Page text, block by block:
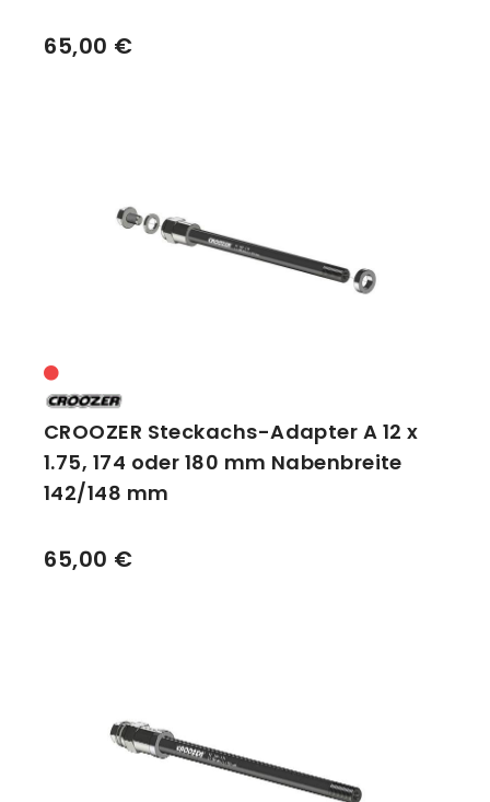
65,00 €
CROOZER Steckachs-Adapter A 12 x
1.75, 174 oder 180 mm Nabenbreite
142/148 mm
65,00 €